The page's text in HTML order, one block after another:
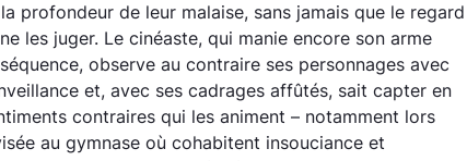
profondeur de leur malaise, sans jamais que le regard
les juger. Le cinéaste, qui manie encore son arme
observe au contraire ses personnages avec
et, avec ses cadrages affûtés, sait capter en
contraires qui les animent – notamment lors
au gymnase où cohabitent insouciance et